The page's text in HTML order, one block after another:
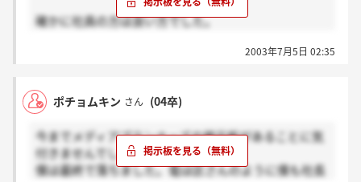
確かに社員の方は良い方でした。
しかし社長にはとことんけなされました。
褒める事を知らない。今更試験問題の内容について文
自分も最終落ちです。落ちたから悔しくて
こんなこと言っているんだろ、と思われてしまう
2003年7月5日 02:35
ポチョムキン さん (04卒)
今までメディアプランナーズの掲示板があることに気
付きませんでした・・・。
僕は最終で落ちました。電は区さんのように僕も社長